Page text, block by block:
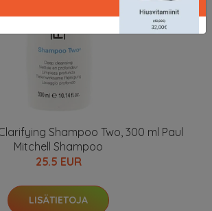
Shampoo Two, 300 ml Paul
Mitchell Shampoo
25.5 EUR
LISÄTIETOJA